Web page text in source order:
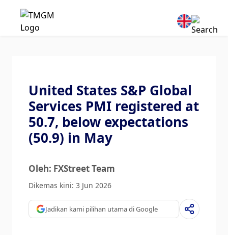
United States S&P Global
Services PMI registered at
50.7, below expectations
(50.9) in May
Oleh: FXStreet Team
Dikemas kini: 3 Jun 2026
Jadikan kami pilihan utama di Google